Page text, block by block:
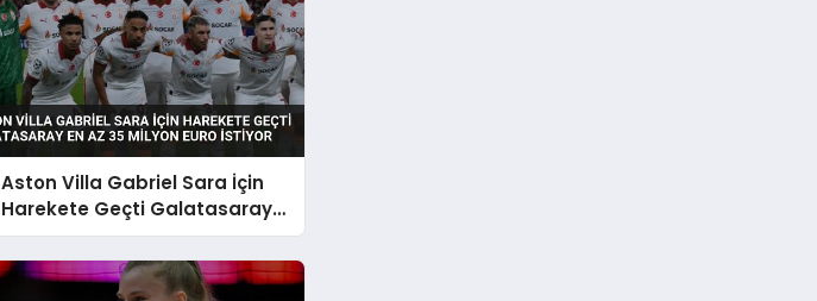
Aston Villa Gabriel Sara İçin
Harekete Geçti Galatasaray
En Az 35 Milyon Euro İstiyor